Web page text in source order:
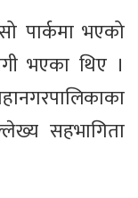
पार्कमा भएको
भएका थिए ।
सहभागिता